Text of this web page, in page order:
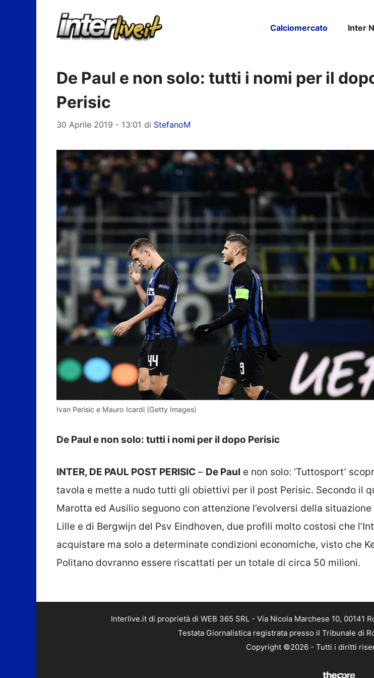
Calciomercato Inter
De Paul e non solo: tutti i nomi per il
Perisic
30 Aprile 2019 - 13:01 di StefanoM
Ivan Perisic e Mauro Icardi (Getty Images)
De Paul e non solo: tutti i nomi per il dopo Perisic
INTER, DE PAUL POST PERISIC – De Paul e non solo: ‘Tuttosport’
tavola e mette a nudo tutti gli obiettivi per il post Perisic. Secondo il
Marotta ed Ausilio seguono con attenzione l’evolversi della situazione
Lille e di Bergwijn del Psv Eindhoven, due profili molto costosi che
acquistare ma solo a determinate condizioni economiche, visto che
Politano dovranno essere riscattati per un totale di circa 50 milioni.
Interlive.it di proprietà di WEB 365 SRL - Via Nicola Marchese 10, 00141
Testata Giornalistica registrata presso il Tribunale di
Copyright ©2026 - Tutti i diritti